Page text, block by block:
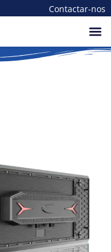
Contactar-nos